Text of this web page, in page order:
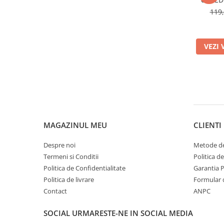
VEZI
MAGAZINUL MEU
Despre noi
Termeni si Conditii
Politica de Confidentialitate
Politica de livrare
Contact
CLIENTI
Metode
Politica
Garantia
Formular
ANPC
SOCIAL URMARESTE-NE IN SOCIAL MEDIA